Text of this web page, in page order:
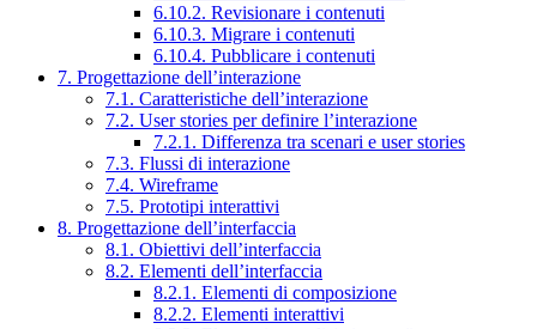
6.10.2. Revisionare i contenuti
6.10.3. Migrare i contenuti
6.10.4. Pubblicare i contenuti
7. Progettazione dell’interazione
7.1. Caratteristiche dell’interazione
7.2. User stories per definire l’interazione
7.2.1. Differenza tra scenari e user stories
7.3. Flussi di interazione
7.4. Wireframe
7.5. Prototipi interattivi
8. Progettazione dell’interfaccia
8.1. Obiettivi dell’interfaccia
8.2. Elementi dell’interfaccia
8.2.1. Elementi di composizione
8.2.2. Elementi interattivi